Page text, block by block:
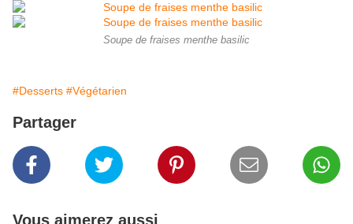
Soupe de fraises menthe basilic
#Desserts #Végétarien
Partager
Vous aimerez aussi